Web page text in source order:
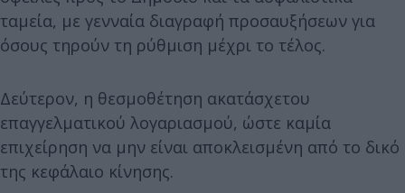
ταμεία, με γενναία διαγραφή προσαυξήσεων για
όσους τηρούν τη ρύθμιση μέχρι το τέλος.
Δεύτερον, η θεσμοθέτηση ακατάσχετου
επαγγελματικού λογαριασμού, ώστε καμία
επιχείρηση να μην είναι αποκλεισμένη από το δικό
της κεφάλαιο κίνησης.